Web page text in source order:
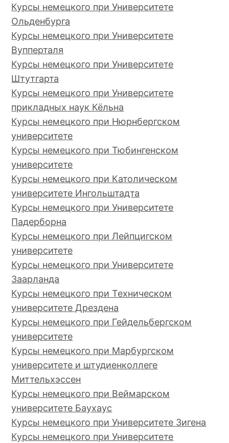
Курсы немецкого при Университете
Ольденбурга
Курсы немецкого при Университете
Вупперталя
Курсы немецкого при Университете
Штутгарта
Курсы немецкого при Университете
прикладных наук Кёльна
Курсы немецкого при Нюрнбергском
университете
Курсы немецкого при Тюбингенском
университете
Курсы немецкого при Католическом
университете Ингольштадта
Курсы немецкого при Университете
Падерборна
Курсы немецкого при Лейпцигском
университете
Курсы немецкого при Университете
Заарланда
Курсы немецкого при Техническом
университете Дрездена
Курсы немецкого при Гейдельбергском
университете
Курсы немецкого при Марбургском
университете и штудиенколлеге
Миттельхэссен
Курсы немецкого при Веймарском
университете Баухаус
Курсы немецкого при Университете Зигена
Курсы немецкого при Университете